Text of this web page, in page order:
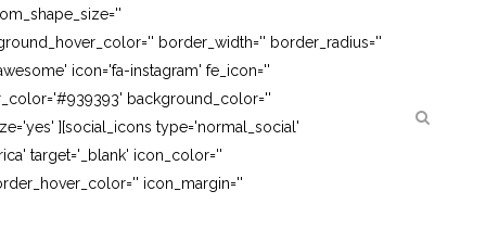
border_width='' border_radius=''
icon='fa-instagram' fe_icon=''
background_color=''
][social_icons type='normal_social'
target='_blank' icon_color=''
icon_margin=''